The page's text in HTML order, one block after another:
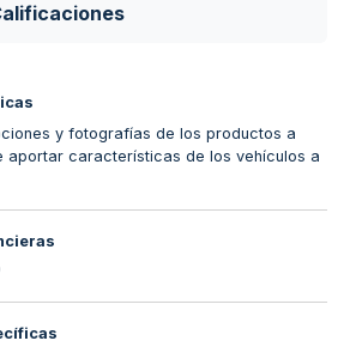
y fotografías de los productos a
aportar características de los vehículos a